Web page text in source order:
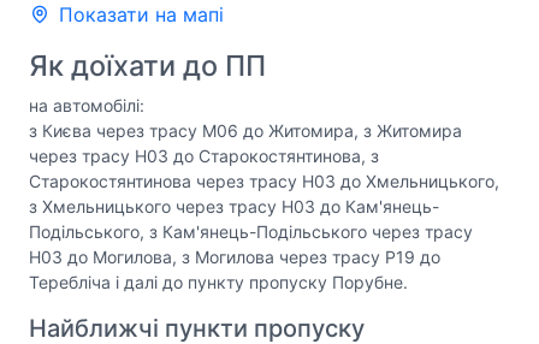
Показати на мапі
Як доїхати до ПП
на автомобілі:
з Києва через трасу М06 до Житомира, з Житомира
через трасу Н03 до Старокостянтинова, з
Старокостянтинова через трасу Н03 до Хмельницького,
з Хмельницького через трасу Н03 до Кам'янець-
Подільського, з Кам'янець-Подільського через трасу
Н03 до Могилова, з Могилова через трасу Р19 до
Теребліча і далі до пункту пропуску Порубне.
Найближчі пункти пропуску